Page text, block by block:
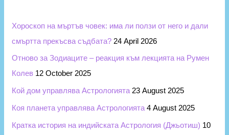
o
r
:
Хороскоп на мъртъв човек: има ли ползи от него и дали
смъртта прекъсва съдбата? 24 April 2026
Отново за Зодиаците – реакция към лекцията на Румен
Колев 12 October 2025
Кой дом управлява Астрологията 23 August 2025
Коя планета управлява Астрологията 4 August 2025
Кратка история на индийската Астрология (Джьотиш) 10